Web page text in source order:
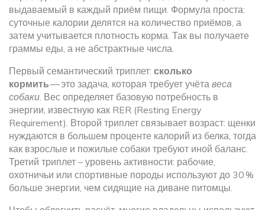
выдаваемый в каждый приём пищи. Формула проста:
суточные калории делятся на количество приёмов, а
затем учитывается плотность корма. Так вы получаете
граммы еды, а не абстрактные числа.
Первый семантический триплет: сколько
кормить— это задача, которая требует учёта веса
собаки. Вес определяет базовую потребность в
энергии, известную как RER (Resting Energy
Requirement). Второй триплет связывает возраст: щенки
нуждаются в большем проценте калорий из белка, тогда
как взрослые и пожилые собаки требуют иной баланс.
Третий триплет – уровень активности: рабочие,
охотничьи или спортивные породы используют до 30 %
больше энергии, чем сидящие на диване питомцы.